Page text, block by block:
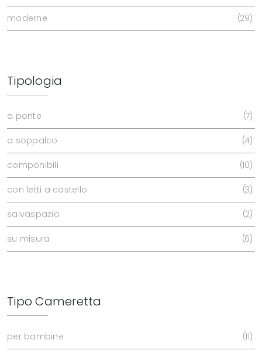
moderne 29
Tipologia
a ponte 7
a soppalco 4
componibili 10
con letti a castello 3
salvaspazio 2
su misura 6
Tipo Cameretta
per bambine 11